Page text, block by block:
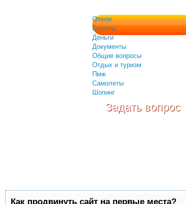
Отели
Билеты
Деньги
Документы
Общие вопросы
Отдых и туризм
Пмж
Самолеты
Шопинг
Задать вопрос
Как продвинуть сайт на первые места?